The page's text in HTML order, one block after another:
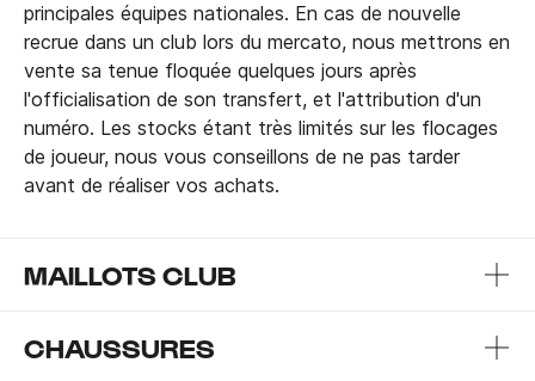
principales équipes nationales. En cas de nouvelle
recrue dans un club lors du mercato, nous mettrons en
vente sa tenue floquée quelques jours après
l'officialisation de son transfert, et l'attribution d'un
numéro. Les stocks étant très limités sur les flocages
de joueur, nous vous conseillons de ne pas tarder
avant de réaliser vos achats.
MAILLOTS CLUB
CHAUSSURES